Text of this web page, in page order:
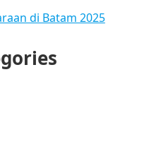
di Batam 2025